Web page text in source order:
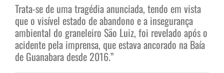
Trata-se de uma tragédia anunciada, tendo em vista
que o visível estado de abandono e a insegurança
ambiental do graneleiro São Luiz, foi revelado após o
acidente pela imprensa, que estava ancorado na Baía
de Guanabara desde 2016.”